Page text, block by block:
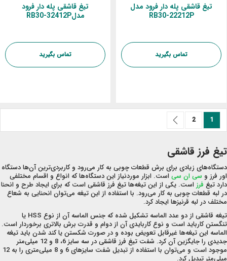
تیغ قاشقی پله دار فرود مدل
RB30-22212P
تماس بگیرید
تیغ قاشقی پله دار فرود
مدلRB30-32412P
تماس بگیرید
صفحهشما در حال خواندن صفحه
1 صفحه
2
تیغ فرز قاشقی
دستگاه‌های زیادی برای برش قطعات چوبی به کار می‌رود و کاربردی‌ترین آن‌ها دستگاه
اور فرز و سی ان سی است. ابزار موردنیاز این دستگاه‌ها که انواع و اقسام مختلفی
دارد تیغ فرز است. یکی از این تیغه‌ها تیغ فرز قاشقی است که برای ایجاد طرح و انحنا
در لبه قطعات چوبی به کار می‌رود. با استفاده از این تیغه می‌توان انحنایی به شعاع
مختلف در لبه قرنیزها ایجاد کرد.
تیغه قاشقی از دو عدد الماسه تشکیل شده که جنس الماسه آن از نوع HSS یا
تنگستن کارباید است و نوع کاربایدی آن از دوام و قدرت برش بالاتری برخوردار است.
الماسه این تیغه‌ها غیرقابل تعویض بوده و در صورت شکستن یا کند شدن باید تیغه
جدیدی را جایگزین آن کرد. شفت تیغ فرز قاشقی در سه سایز 6، 8 و 12 میلی‌متر
موجود است و می‌توان با استفاده از تبدیل شفت سایزهای 6 و 8 میلی‌متری را به 12
میلی‌متر تبدیل کرد.